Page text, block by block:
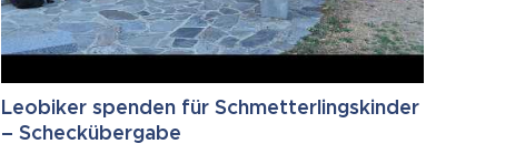
Leobiker spenden für Schmetterlingskinder
– Scheckübergabe